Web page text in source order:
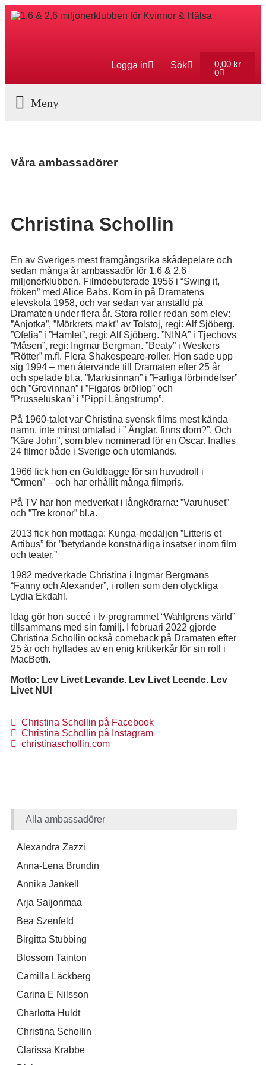
Logga in Sök 0,00 kr
0
Våra ambassadörer
Christina Schollin
En av Sveriges mest framgångsrika skådepelare och
sedan många år ambassadör för 1,6 & 2,6
miljonerklubben. Filmdebuterade 1956 i “Swing it,
fröken” med Alice Babs. Kom in på Dramatens
elevskola 1958, och var sedan var anställd på
Dramaten under flera år. Stora roller redan som elev:
”Anjotka”, ”Mörkrets makt” av Tolstoj, regi: Alf Sjöberg.
”Ofelia” i ”Hamlet”, regi: Alf Sjöberg. ”NINA” i Tjechovs
”Måsen”, regi: Ingmar Bergman. ”Beaty” i Weskers
”Rötter” m.fl. Flera Shakespeare-roller. Hon sade upp
sig 1994 – men återvände till Dramaten efter 25 år
och spelade bl.a. ”Markisinnan” i ”Farliga förbindelser”
och ”Grevinnan” i ”Figaros bröllop” och
”Prusseluskan” i ”Pippi Långstrump”.
På 1960-talet var Christina svensk films mest kända
namn, inte minst omtalad i ” Änglar, finns dom?”. Och
”Käre John”, som blev nominerad för en Oscar. Inalles
24 filmer både i Sverige och utomlands.
1966 fick hon en Guldbagge för sin huvudroll i
“Ormen” – och har erhållit många filmpris.
På TV har hon medverkat i långkörarna: ”Varuhuset”
och ”Tre kronor” bl.a.
2013 fick hon mottaga: Kunga-medaljen ”Litteris et
Artibus” för ”betydande konstnärliga insatser inom film
och teater.”
1982 medverkade Christina i Ingmar Bergmans
“Fanny och Alexander”, i rollen som den olyckliga
Lydia Ekdahl.
Idag gör hon succé i tv-programmet “Wahlgrens värld”
tillsammans med sin familj. I februari 2022 gjorde
Christina Schollin också comeback på Dramaten efter
25 år och hyllades av en enig kritikerkår för sin roll i
MacBeth.
Motto: Lev Livet Levande. Lev Livet Leende. Lev
Livet NU!
Christina Schollin på Facebook
Christina Schollin på Instagram
christinaschollin.com
Alla ambassadörer
Alexandra Zazzi
Anna-Lena Brundin
Annika Jankell
Arja Saijonmaa
Bea Szenfeld
Birgitta Stubbing
Blossom Tainton
Camilla Läckberg
Carina E Nilsson
Charlotta Huldt
Christina Schollin
Clarissa Krabbe